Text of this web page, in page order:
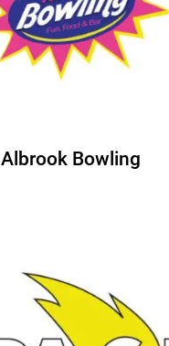
Albrook Bowling